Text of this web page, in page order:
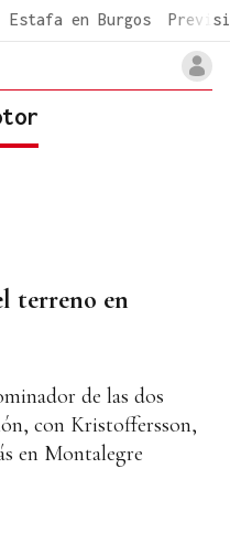
Estafa en Burgos
terreno en
de las dos
con Kristoffersson,
en Montalegre